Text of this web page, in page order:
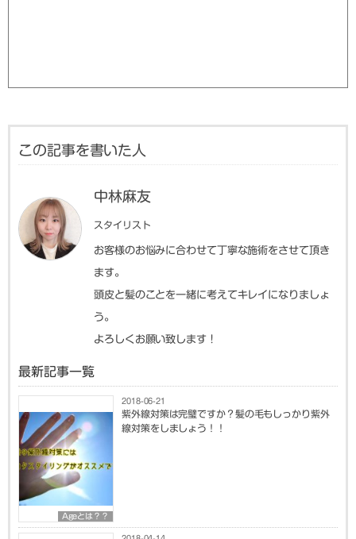
この記事を書いた人
中林麻友
スタイリスト
お客様のお悩みに合わせて丁寧な施術をさせて頂き
ます。
頭皮と髪のことを一緒に考えてキレイになりましょ
う。
よろしくお願い致します！
最新記事一覧
Ageとは？？
2018-06-21
紫外線対策は完璧ですか？髪の毛もしっかり紫外
線対策をしましょう！！